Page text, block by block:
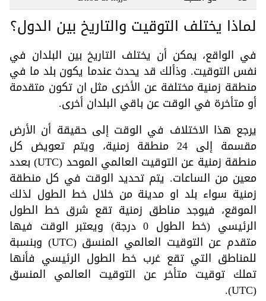
لماذا يختلف التوقيت والتاريخ بين الدول؟
في الواقع، يمكن أن يختلف التاريخ بين البلدان في
نفس التوقيت. وذألك قد يحدث عندما يكون بلد ما في
منطقة زمنية مختلفة عن الأخرى مثل ان تكون متقدمة
أو متأخرة في الوقت عن باقي البلدان أخرى.
يرجع هذا الاختلاف في الوقت إلى حقيقة أن الأرض
مقسمة إلى 24 منطقة زمنية، ويتم تعويض كل
منطقة زمنية عن التوقيت العالمي الموحد (UTC) بعدد
معين من الساعات. يتم تحديد الوقت في كل منطقة
زمنية سواء بلد او مدينة من خلال خط الطول لذلك
الموقع، فيوجد مناطق زمنية تقع شرق خط الطول
الرئيسي (خط الطول 0 درجة) ويعتبر الوقت فيها
متقدم عن التوقيت العالمي المنسق (UTC) وبنسبة
للمناطق التي تقع غرب خط الطول الرئيسي فأنها
تملك توقيت متأخر عن التوقيت العالمي المنسق
(UTC).